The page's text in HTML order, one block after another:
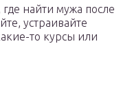
найти мужа после
устраивайте
то курсы или